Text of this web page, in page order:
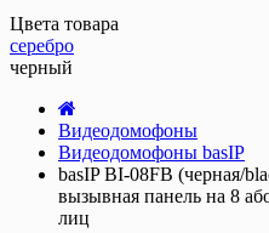
Цвета товара
серебро
черный
Видеодомофоны
Видеодомофоны basIP
basIP BI-08FB (черная/
вызывная панель на 8
лиц